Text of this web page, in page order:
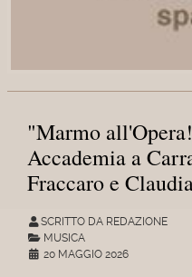
"Marmo
Accademia a
Fraccaro e
SCRITTO DA REDAZIONE
MUSICA
20 MAGGIO 2026